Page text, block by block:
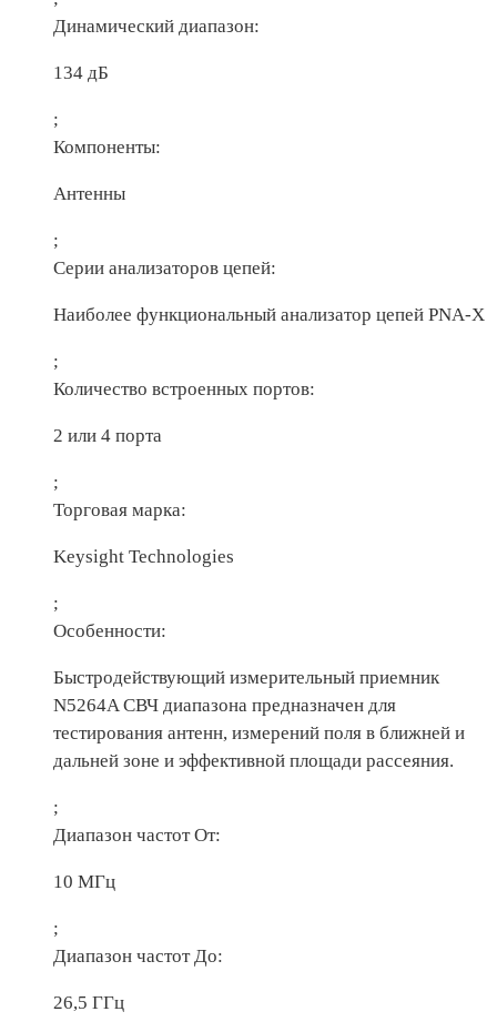
Динамический диапазон:
134 дБ
;
Компоненты:
Антенны
;
Серии анализаторов цепей:
Наиболее функциональный анализатор цепей PNA-X
;
Количество встроенных портов:
2 или 4 порта
;
Торговая марка:
Keysight Technologies
;
Особенности:
Быстродействующий измерительный приемник
N5264A СВЧ диапазона предназначен для
тестирования антенн, измерений поля в ближней и
дальней зоне и эффективной площади рассеяния.
;
Диапазон частот От:
10 МГц
;
Диапазон частот До:
26,5 ГГц